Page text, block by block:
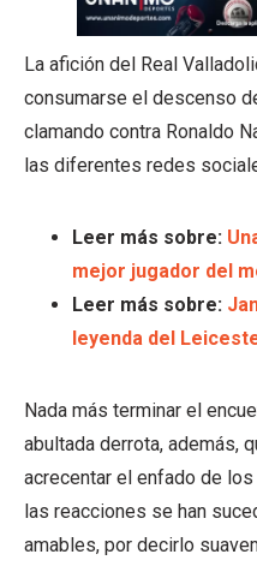
La afición del Real
consumarse el descenso
clamando contra Ronaldo
las diferentes redes
Leer más sobre:
mejor jugador del
Leer más sobre:
leyenda del
Nada más terminar el
abultada derrota, además,
acrecentar el enfado de
las reacciones se han
amables, por decirlo